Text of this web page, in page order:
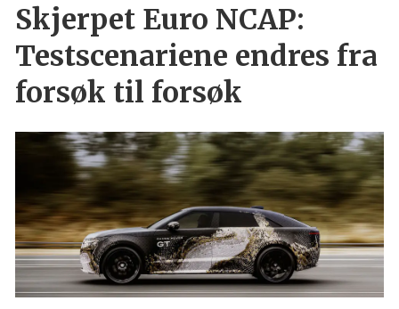
Skjerpet Euro NCAP:
Testscenariene endres fra
forsøk til forsøk